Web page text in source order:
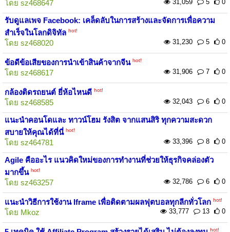
โดย sz468647 31,059 5 0
รับดูแลเพจ Facebook: เคล็ดลับในการสร้างและจัดการเพื่อความ
สำเร็จในโลกดิจิทัล hot!
โดย sz468020 31,230 5 0
ข้อดีข้อเสียของการนำเข้าสินค้าจากจีน hot!
โดย sz468617 31,906 7 0
กล้องติดรถยนต์ ยี่ห้อไหนดี hot!
โดย sz468585 32,043 6 0
แนะนำคอนโดและ ทาวน์โฮม รังสิต จากแสนสิริ ทุกความสะดวก
สบายให้คุณได้ที่นี่ hot!
โดย sz464781 33,396 8 0
Agile คืออะไร แนวคิดใหม่ของการทำงานที่ช่วยให้ธุรกิจคล่องตัว
มากขึ้น hot!
โดย sz463257 32,786 6 0
แนะนำวิธีการใช้งาน Iframe เพื่อติดตามผลฟุตบอลทุกลีกทั่วโลก hot!
โดย Mkoz 33,777 13 0
hot!